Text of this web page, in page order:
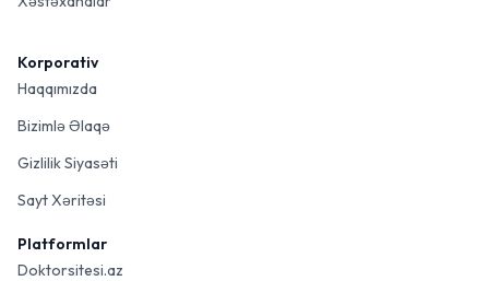
Korporativ
Haqqımızda
Bizimlə Əlaqə
Gizlilik Siyasəti
Sayt Xəritəsi
Platformlar
Doktorsitesi.az